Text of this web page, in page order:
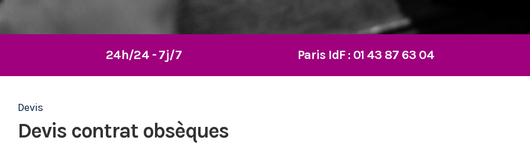
24h/24 - 7j/7 Paris IdF : 01 43 87 63 04
Devis
Devis contrat obsèques